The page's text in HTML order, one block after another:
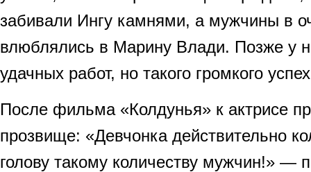
забивали Ингу камнями, а мужчины в
влюблялись в Марину Влади. Позже у
удачных работ, но такого громкого
После фильма «Колдунья» к актрисе
прозвище: «Девчонка действительно
голову такому количеству мужчин!» —